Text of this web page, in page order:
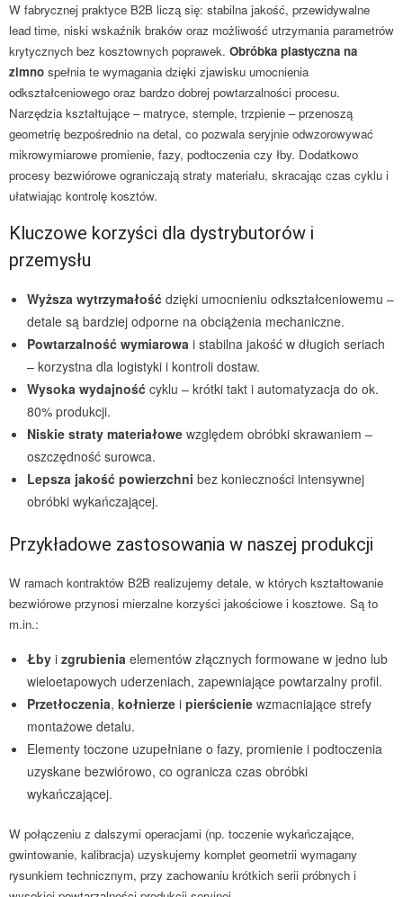
W fabrycznej praktyce B2B liczą się: stabilna jakość, przewidywalne
lead time, niski wskaźnik braków oraz możliwość utrzymania parametrów
krytycznych bez kosztownych poprawek. Obróbka plastyczna na
zimno spełnia te wymagania dzięki zjawisku umocnienia
odkształceniowego oraz bardzo dobrej powtarzalności procesu.
Narzędzia kształtujące – matryce, stemple, trzpienie – przenoszą
geometrię bezpośrednio na detal, co pozwala seryjnie odwzorowywać
mikrowymiarowe promienie, fazy, podtoczenia czy łby. Dodatkowo
procesy bezwiórowe ograniczają straty materiału, skracając czas cyklu i
ułatwiając kontrolę kosztów.
Kluczowe korzyści dla dystrybutorów i
przemysłu
Wyższa wytrzymałość dzięki umocnieniu odkształceniowemu –
detale są bardziej odporne na obciążenia mechaniczne.
Powtarzalność wymiarowa i stabilna jakość w długich seriach
– korzystna dla logistyki i kontroli dostaw.
Wysoka wydajność cyklu – krótki takt i automatyzacja do ok.
80% produkcji.
Niskie straty materiałowe względem obróbki skrawaniem –
oszczędność surowca.
Lepsza jakość powierzchni bez konieczności intensywnej
obróbki wykańczającej.
Przykładowe zastosowania w naszej produkcji
W ramach kontraktów B2B realizujemy detale, w których kształtowanie
bezwiórowe przynosi mierzalne korzyści jakościowe i kosztowe. Są to
m.in.:
Łby i zgrubienia elementów złącznych formowane w jedno lub
wieloetapowych uderzeniach, zapewniające powtarzalny profil.
Przetłoczenia, kołnierze i pierścienie wzmacniające strefy
montażowe detalu.
Elementy toczone uzupełniane o fazy, promienie i podtoczenia
uzyskane bezwiórowo, co ogranicza czas obróbki
wykańczającej.
W połączeniu z dalszymi operacjami (np. toczenie wykańczające,
gwintowanie, kalibracja) uzyskujemy komplet geometrii wymagany
rysunkiem technicznym, przy zachowaniu krótkich serii próbnych i